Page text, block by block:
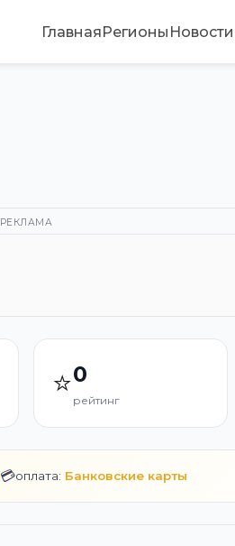
ГлавнаяРегионы Новости
РЕКЛАМА
⭐0
рейтинг
💳оплата: Банковские карты